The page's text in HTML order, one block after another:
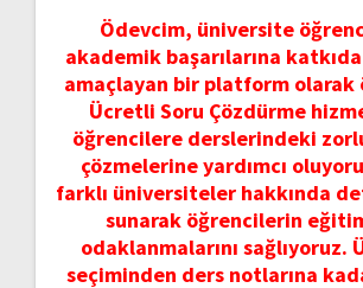
Ödevcim, üniversite
akademik başarılarına
amaçlayan bir platform olarak
Ücretli Soru Çözdürme
öğrencilere derslerindeki
çözmelerine yardımcı
farklı üniversiteler hakkında
sunarak öğrencilerin
odaklanmalarını sağlıyoruz.
seçiminden ders notlarına